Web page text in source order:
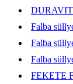
DURAVIT
Falba
Falba
Falba
FEKETE